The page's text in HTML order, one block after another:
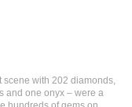
scene with 202 diamonds,
and one onyx – were a